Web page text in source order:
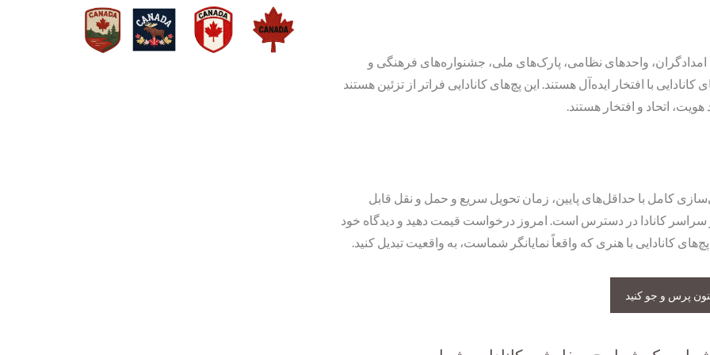
امدادگران، واحدهای نظامی، پارک‌های ملی، جشنواره‌های فرهنگی و
با افتخار ایده‌آل هستند. این پچ‌های کانادایی فراتر از تزئین هستند
هویت، اتحاد و افتخار هستند.
کامل با حداقل‌های پایین، زمان تحویل سریع و حمل و نقل قابل
سراسر کانادا در دسترس است. امروز درخواست قیمت دهید و دیدگاه خود
پچ‌های کانادایی با هنری که واقعاً نمایانگر شماست، به واقعیت تبدیل کنید.
پرس و جو کنید